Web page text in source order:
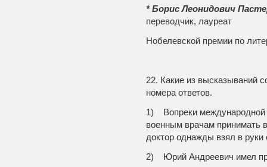
* Борис Леонидович
переводчик, лауреат
Нобелевской премии по
22. Какие из высказываний
номера ответов.
1) Вопреки международной
военным врачам принимать
доктор однажды взял в руки
2) Юрий Андреевич имел